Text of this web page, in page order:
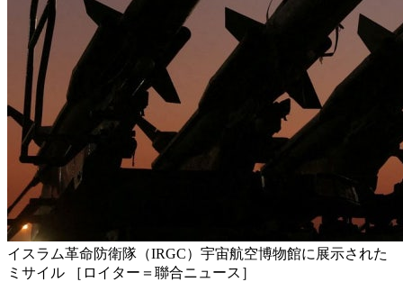
イスラム革命防衛隊（IRGC）宇宙航空博物館に展示された
ミサイル ［ロイター＝聯合ニュース］